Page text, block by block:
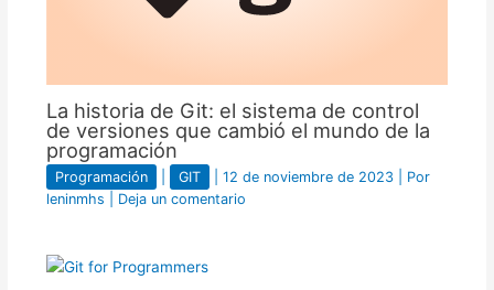
La historia de Git: el sistema de control
de versiones que cambió el mundo de la
programación
Programación GIT 12 de noviembre de 2023
| Por
leninmhs
Deja un comentario